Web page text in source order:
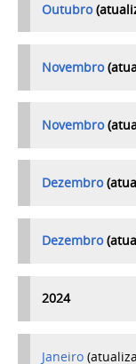
Outubro
Novembro
Novembro
Dezembro
Dezembro
2024
Janeiro